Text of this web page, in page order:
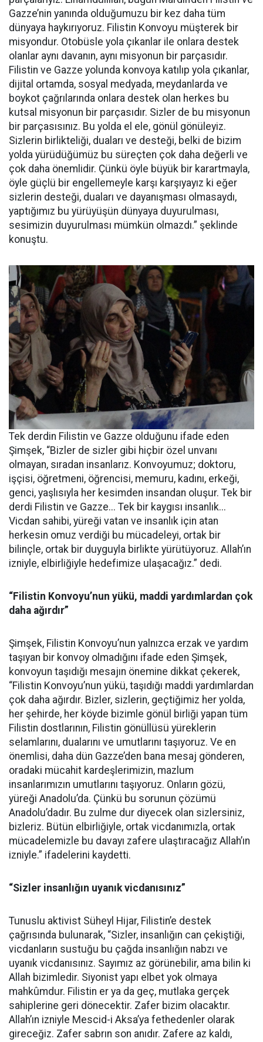
Gazze’nin yanında olduğumuzu bir kez daha tüm
dünyaya haykırıyoruz. Filistin Konvoyu müşterek bir
misyondur. Otobüsle yola çıkanlar ile onlara destek
olanlar aynı davanın, aynı misyonun bir parçasıdır.
Filistin ve Gazze yolunda konvoya katılıp yola çıkanlar,
dijital ortamda, sosyal medyada, meydanlarda ve
boykot çağrılarında onlara destek olan herkes bu
kutsal misyonun bir parçasıdır. Sizler de bu misyonun
bir parçasısınız. Bu yolda el ele, gönül gönüleyiz.
Sizlerin birlikteliği, duaları ve desteği, belki de bizim
yolda yürüdüğümüz bu süreçten çok daha değerli ve
çok daha önemlidir. Çünkü öyle büyük bir karartmayla,
öyle güçlü bir engellemeyle karşı karşıyayız ki eğer
sizlerin desteği, duaları ve dayanışması olmasaydı,
yaptığımız bu yürüyüşün dünyaya duyurulması,
sesimizin duyurulması mümkün olmazdı.” şeklinde
konuştu.
Tek derdin Filistin ve Gazze olduğunu ifade eden
Şimşek, “Bizler de sizler gibi hiçbir özel unvanı
olmayan, sıradan insanlarız. Konvoyumuz; doktoru,
işçisi, öğretmeni, öğrencisi, memuru, kadını, erkeği,
genci, yaşlısıyla her kesimden insandan oluşur. Tek bir
derdi Filistin ve Gazze... Tek bir kaygısı insanlık...
Vicdan sahibi, yüreği vatan ve insanlık için atan
herkesin omuz verdiği bu mücadeleyi, ortak bir
bilinçle, ortak bir duyguyla birlikte yürütüyoruz. Allah’ın
izniyle, elbirliğiyle hedefimize ulaşacağız.” dedi.
“Filistin Konvoyu’nun yükü, maddi yardımlardan çok
daha ağırdır”
Şimşek, Filistin Konvoyu’nun yalnızca erzak ve yardım
taşıyan bir konvoy olmadığını ifade eden Şimşek,
konvoyun taşıdığı mesajın önemine dikkat çekerek,
“Filistin Konvoyu’nun yükü, taşıdığı maddi yardımlardan
çok daha ağırdır. Bizler, sizlerin, geçtiğimiz her yolda,
her şehirde, her köyde bizimle gönül birliği yapan tüm
Filistin dostlarının, Filistin gönüllüsü yüreklerin
selamlarını, dualarını ve umutlarını taşıyoruz. Ve en
önemlisi, daha dün Gazze’den bana mesaj gönderen,
oradaki mücahit kardeşlerimizin, mazlum
insanlarımızın umutlarını taşıyoruz. Onların gözü,
yüreği Anadolu’da. Çünkü bu sorunun çözümü
Anadolu’dadır. Bu zulme dur diyecek olan sizlersiniz,
bizleriz. Bütün elbirliğiyle, ortak vicdanımızla, ortak
mücadelemizle bu davayı zafere ulaştıracağız Allah’ın
izniyle.” ifadelerini kaydetti.
“Sizler insanlığın uyanık vicdanısınız”
Tunuslu aktivist Süheyl Hijar, Filistin’e destek
çağrısında bulunarak, “Sizler, insanlığın can çekiştiği,
vicdanların sustuğu bu çağda insanlığın nabzı ve
uyanık vicdanısınız. Sayımız az görünebilir, ama bilin ki
Allah bizimledir. Siyonist yapı elbet yok olmaya
mahkûmdur. Filistin er ya da geç, mutlaka gerçek
sahiplerine geri dönecektir. Zafer bizim olacaktır.
Allah’ın izniyle Mescid-i Aksa’ya fethedenler olarak
gireceğiz. Zafer sabrın son anıdır. Zafere az kaldı,